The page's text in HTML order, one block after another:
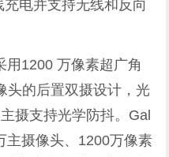
电并支持无线和反向
用1200 万像素超广角
头的后置双摄设计，光
摄支持光学防抖。Gal
主摄像头、1200万像素